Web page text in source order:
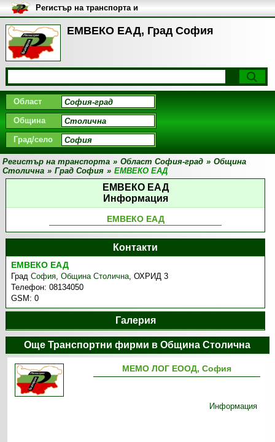
ЕМВЕКО ЕАД, Град София
Регистър на транспорта и
транспортните фирми в
България
Област
Община
Град/село
Регистър на транспорта » Област София-град » Община
Столична » Град София » ЕМВЕКО ЕАД
ЕМВЕКО ЕАД
Информация
ЕМВЕКО ЕАД
Контакти
ЕМВЕКО ЕАД
ГрадСофия,Община Столична,ОХРИД 3
Телефон:08134050
GSM:0
Галерия
Още Транспортни фирми в Община Столична
МЕМО ЛОГ ЕООД, София
Информация